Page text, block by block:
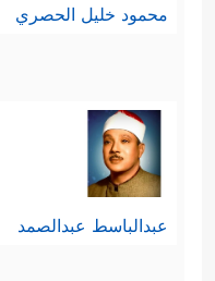
محمود خليل الحصري
عبدالباسط عبدالصمد